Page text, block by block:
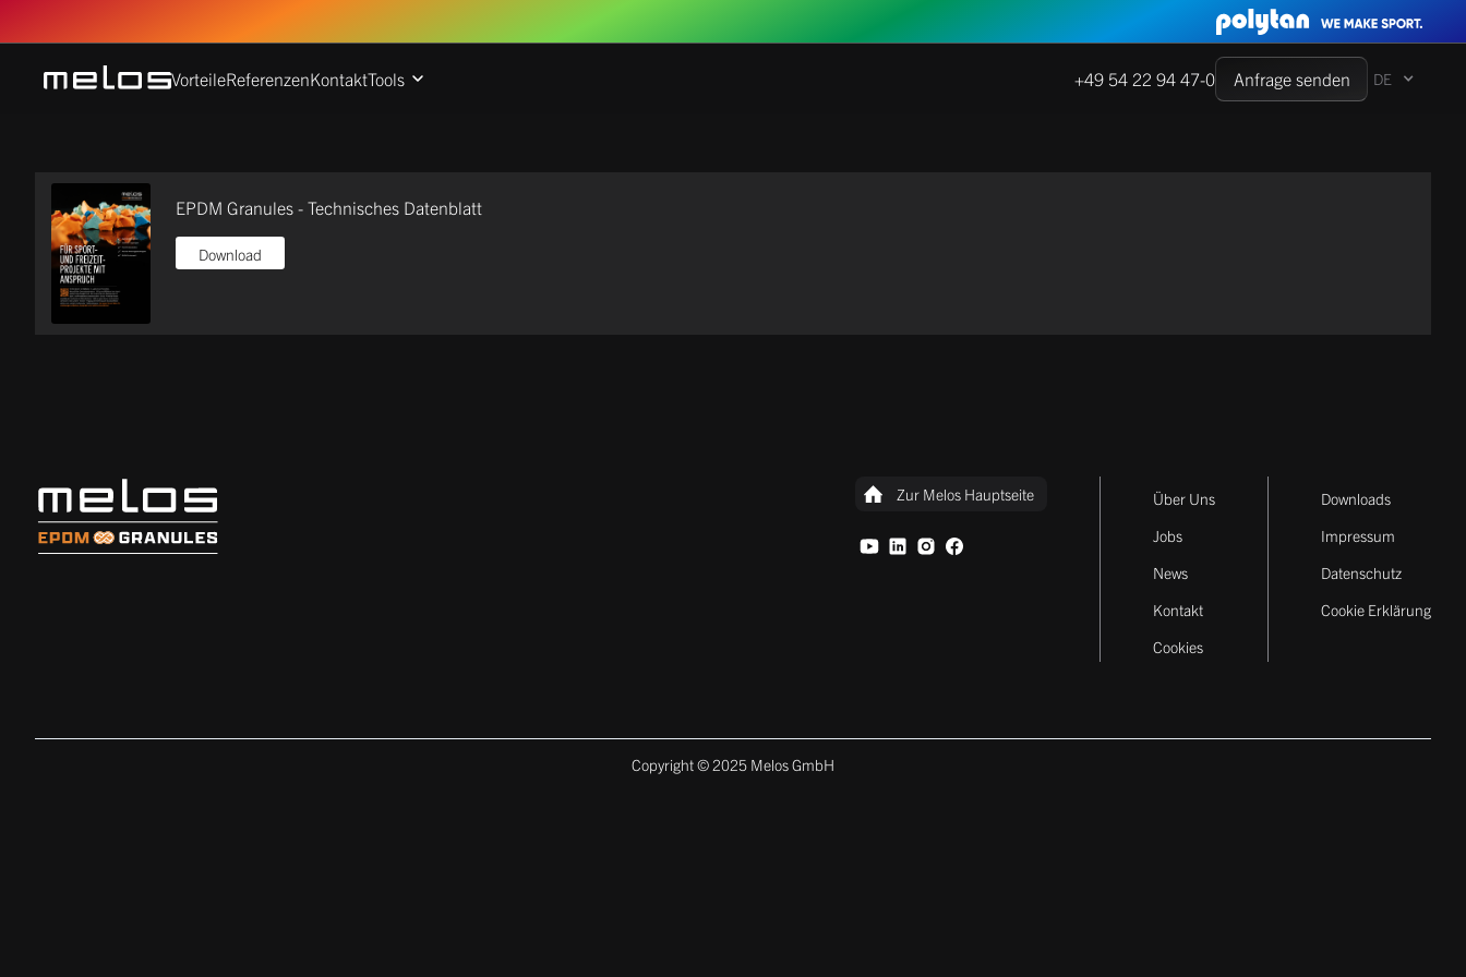
VorteileReferenzenKontaktTools +49 54 22 94 47-0 Anfrage senden DE
EPDM Granules - Technisches Datenblatt
Download
Zur Melos Hauptseite
Über Uns
Jobs
News
Kontakt
Cookies
Downloads
Impressum
Datenschutz
Cookie Erklärung
Copyright © 2025 Melos GmbH